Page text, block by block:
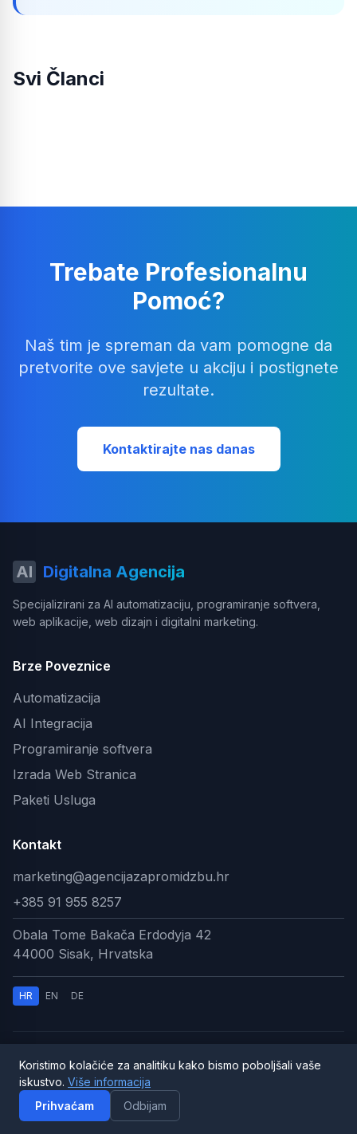
Svi Članci
Trebate Profesionalnu
Pomoć?
Naš tim je spreman da vam pomogne da
pretvorite ove savjete u akciju i postignete
rezultate.
Kontaktirajte nas danas
AI Digitalna Agencija
Specijalizirani za AI automatizaciju, programiranje softvera,
web aplikacije, web dizajn i digitalni marketing.
Brze Poveznice
Automatizacija
AI Integracija
Programiranje softvera
Izrada Web Stranica
Paketi Usluga
Kontakt
marketing@agencijazapromidzbu.hr
+385 91 955 8257
Obala Tome Bakača Erdodyja 42
44000 Sisak, Hrvatska
HR EN DE
© 2026 AI Digitalna Agencija. Sva prava pridržana.
Pravila privatnosti
Koristimo kolačiće za analitiku kako bismo poboljšali vaše
iskustvo. Više informacija
Prihvaćam
Odbijam